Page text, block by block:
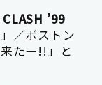
’99
／ボストン
たー!!」と